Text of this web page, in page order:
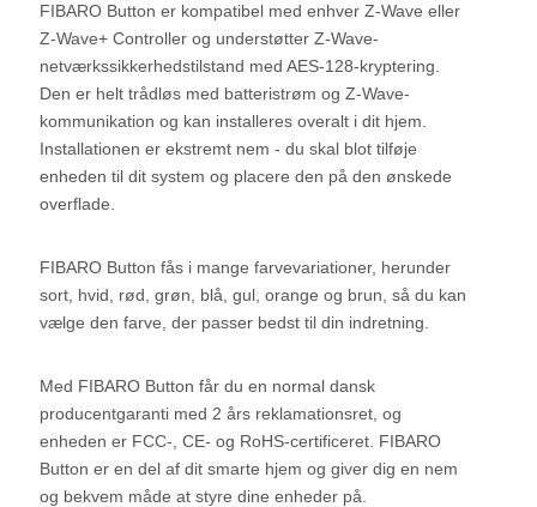
FIBARO Button er kompatibel med enhver Z-Wave eller
Z-Wave+ Controller og understøtter Z-Wave-
netværkssikkerhedstilstand med AES-128-kryptering.
Den er helt trådløs med batteristrøm og Z-Wave-
kommunikation og kan installeres overalt i dit hjem.
Installationen er ekstremt nem - du skal blot tilføje
enheden til dit system og placere den på den ønskede
overflade.
FIBARO Button fås i mange farvevariationer, herunder
sort, hvid, rød, grøn, blå, gul, orange og brun, så du kan
vælge den farve, der passer bedst til din indretning.
Med FIBARO Button får du en normal dansk
producentgaranti med 2 års reklamationsret, og
enheden er FCC-, CE- og RoHS-certificeret. FIBARO
Button er en del af dit smarte hjem og giver dig en nem
og bekvem måde at styre dine enheder på.